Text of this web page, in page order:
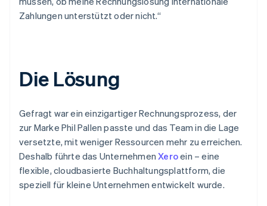
Zahlungen unterstützt oder nicht.“
Die Lösung
Gefragt war ein einzigartiger Rechnungsprozess, der
zur Marke Phil Pallen passte und das Team in die Lage
versetzte, mit weniger Ressourcen mehr zu erreichen.
Deshalb führte das UnternehmenXeroein – eine
flexible, cloudbasierte Buchhaltungsplattform, die
speziell für kleine Unternehmen entwickelt wurde.